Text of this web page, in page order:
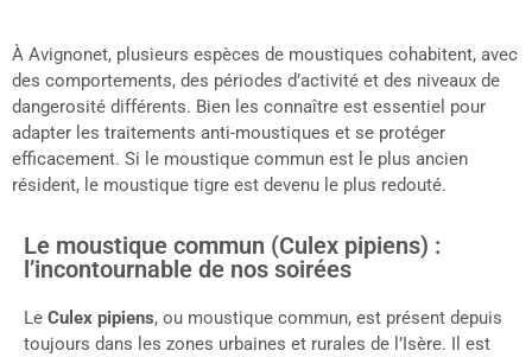
À Avignonet, plusieurs espèces de moustiques cohabitent, avec
des comportements, des périodes d’activité et des niveaux de
dangerosité différents. Bien les connaître est essentiel pour
adapter les traitements anti-moustiques et se protéger
efficacement. Si le moustique commun est le plus ancien
résident, le moustique tigre est devenu le plus redouté.
Le moustique commun (Culex pipiens) :
l’incontournable de nos soirées
Le Culex pipiens, ou moustique commun, est présent depuis
toujours dans les zones urbaines et rurales de l’Isère. Il est